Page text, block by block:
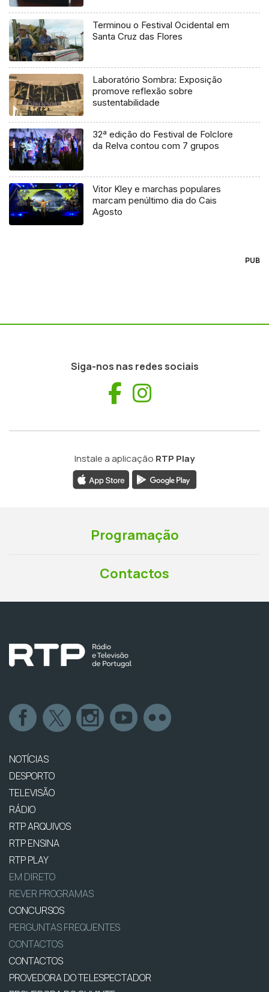
Terminou o Festival Ocidental em
Santa Cruz das Flores
Laboratório Sombra: Exposição
promove reflexão sobre
sustentabilidade
32ª edição do Festival de Folclore
da Relva contou com 7 grupos
Vitor Kley e marchas populares
marcam penúltimo dia do Cais
Agosto
PUB
Siga-nos nas redes sociais
Facebook
Instale a aplicação RTP Play
Programação
Contactos
NOTÍCIAS
DESPORTO
TELEVISÃO
RÁDIO
RTP ARQUIVOS
RTP ENSINA
RTP PLAY
EM DIRETO
REVER PROGRAMAS
CONCURSOS
PERGUNTAS FREQUENTES
CONTACTOS
CONTACTOS
PROVEDORA DO TELESPECTADOR